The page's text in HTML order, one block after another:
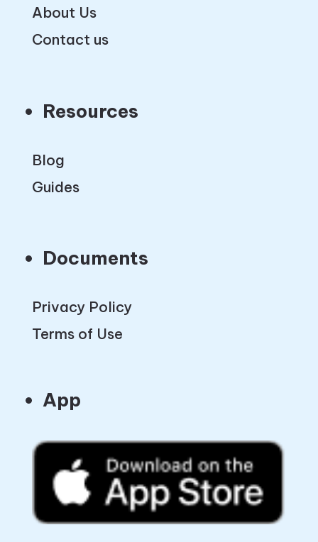
About Us
Contact us
Resources
Blog
Guides
Documents
Privacy Policy
Terms of Use
App